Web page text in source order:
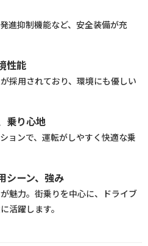
進抑制機能など、安全装備が充
性能
採用されており、環境にも優しい
乗り心地
ョンで、運転がしやすく快適な乗
シーン、強み
魅力。街乗りを中心に、ドライブ
活躍します。